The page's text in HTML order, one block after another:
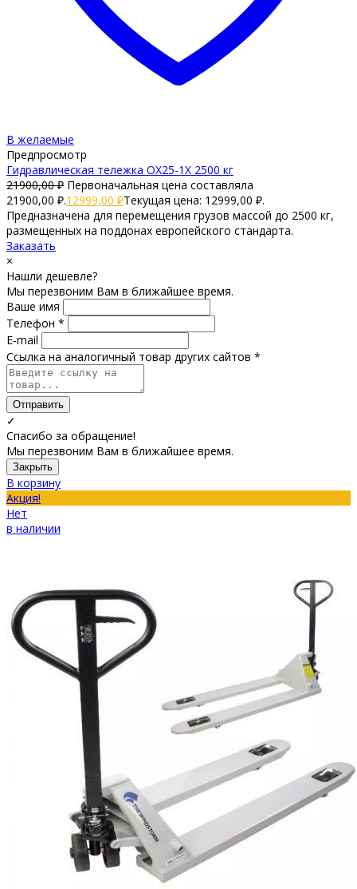
В желаемые
Предпросмотр
Гидравлическая тележка OX25-1X 2500 кг
21900,00₽ Первоначальная цена составляла
21900,00 ₽.12999,00 ₽Текущая цена: 12999,00 ₽.
Предназначена для перемещения грузов массой до 2500 кг,
размещенных на поддонах европейского стандарта.
Заказать
×
Нашли дешевле?
Мы перезвоним Вам в ближайшее время.
Ваше имя
Телефон *
E-mail
Ссылка на аналогичный товар других сайтов *
Отправить
✓
Спасибо за обращение!
Мы перезвоним Вам в ближайшее время.
Закрыть
В корзину
Акция!
Нет
в наличии